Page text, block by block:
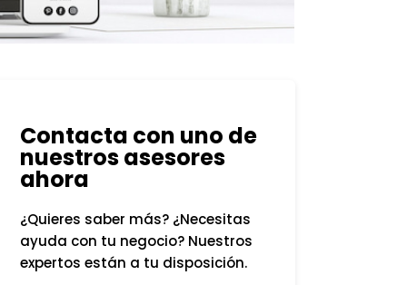
Contacta con uno de
nuestros asesores
ahora
¿Quieres saber más? ¿Necesitas
ayuda con tu negocio? Nuestros
expertos están a tu disposición.